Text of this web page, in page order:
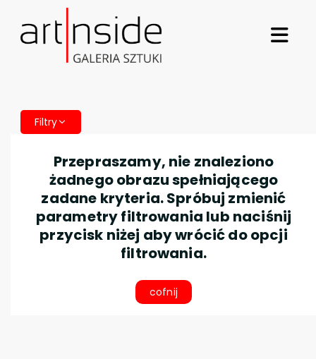
Filtry
Przepraszamy, nie znaleziono
żadnego obrazu spełniającego
zadane kryteria. Spróbuj zmienić
parametry filtrowania lub naciśnij
przycisk niżej aby wrócić do opcji
filtrowania.
cofnij